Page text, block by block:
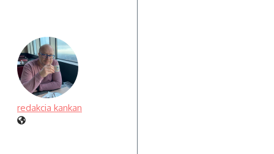
redakcia kankan